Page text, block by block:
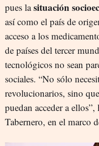
pues lasituación
así como el país de
acceso a los
de países del tercer
tecnológicos no sean
sociales. “No sólo
revolucionarios, sino
puedan acceder a
Tabernero, en el marco